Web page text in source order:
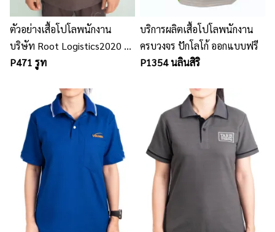
ตัวอย่างเสื้อโปโลพนักงาน
บริษัท Root Logistics2020 /
นลินสิริ รับตัด รับผลิตเสื้อโปโล
P471 รูท
บริการผลิตเสื้อโปโลพนักงาน
ครบวงจร ปักโลโก้ ออกแบบฟรี
P1354 นลินสิริ